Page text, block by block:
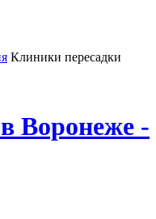
Клиники пересадки
Воронеже -